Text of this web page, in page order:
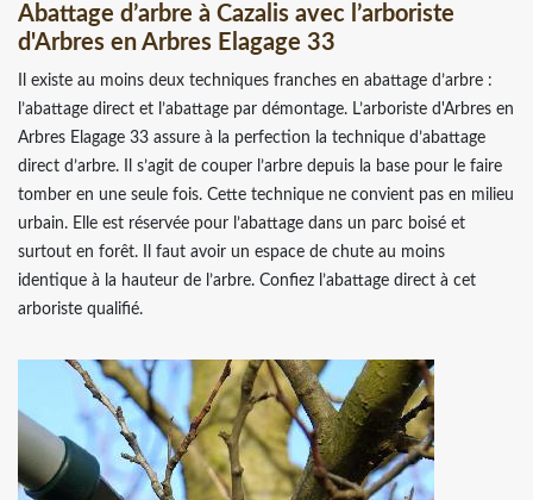
Abattage d’arbre à Cazalis avec l’arboriste
d'Arbres en Arbres Elagage 33
Il existe au moins deux techniques franches en abattage d’arbre :
l’abattage direct et l’abattage par démontage. L’arboriste d'Arbres en
Arbres Elagage 33 assure à la perfection la technique d’abattage
direct d’arbre. Il s’agit de couper l’arbre depuis la base pour le faire
tomber en une seule fois. Cette technique ne convient pas en milieu
urbain. Elle est réservée pour l’abattage dans un parc boisé et
surtout en forêt. Il faut avoir un espace de chute au moins
identique à la hauteur de l’arbre. Confiez l’abattage direct à cet
arboriste qualifié.